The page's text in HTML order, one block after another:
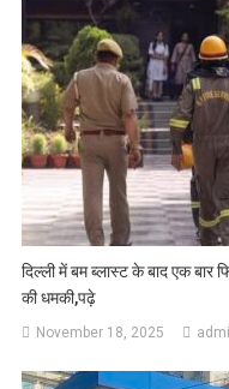
दिल्ली में बम ब्लास्ट के बाद एक
की धमकी,पढ़े
November 18, 2025